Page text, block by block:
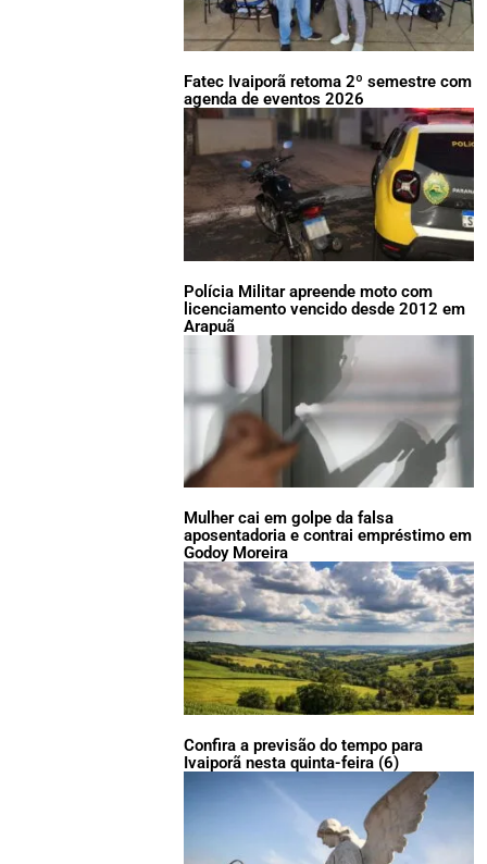
Fatec Ivaiporã retoma 2º semestre com
agenda de eventos 2026
Polícia Militar apreende moto com
licenciamento vencido desde 2012 em
Arapuã
Mulher cai em golpe da falsa
aposentadoria e contrai empréstimo em
Godoy Moreira
Confira a previsão do tempo para
Ivaiporã nesta quinta-feira (6)